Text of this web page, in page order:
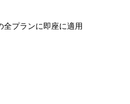
全プランに即座に適用